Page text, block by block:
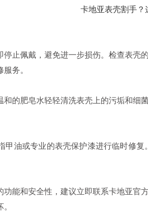
佩戴，避免进一步损伤。检查表壳
务。
肥皂水轻轻清洗表壳上的污垢和细
或专业的表壳保护漆进行临时修复
和安全性，建议立即联系卡地亚官